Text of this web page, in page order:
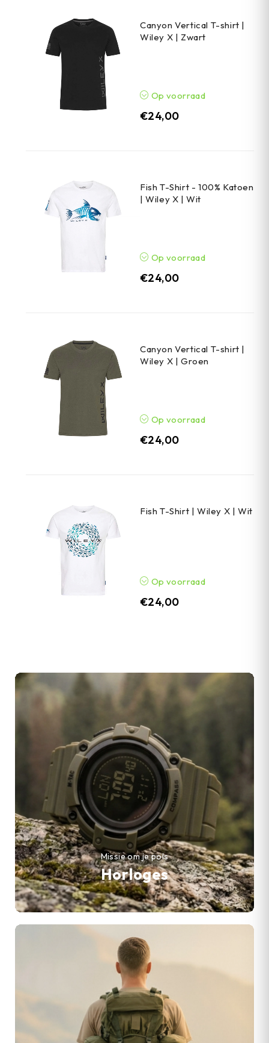
Canyon Vertical T-shirt |
Wiley X | Zwart
Op voorraad
€24,00
Fish T-Shirt - 100% Katoen
| Wiley X | Wit
Op voorraad
€24,00
Canyon Vertical T-shirt |
Wiley X | Groen
Op voorraad
€24,00
Fish T-Shirt | Wiley X | Wit
Op voorraad
€24,00
Horloges
Missie om je pols